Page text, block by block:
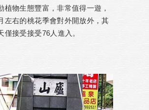
植物生態豐富，非常值得一遊，
左右的桃花季會對外開放外，其
僅接受接受76人進入。